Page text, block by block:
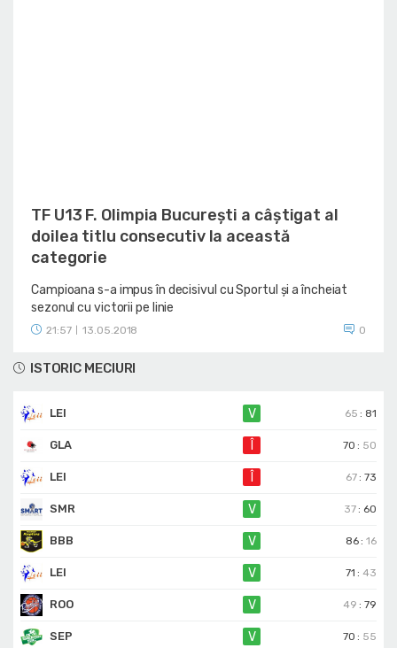
ISTORIC MECIURI
LEI V 65 : 81
GLA 70 : 50
LEI 67 :73
SMR V 37 : 60
BBB V 86 :16
LEI V 71 :43
ROO V 49 :79
SEP V 70 : 55
TF U13 F. Olimpia București a câștigat al
doilea titlu consecutiv la această
categorie
Campioana s-a impus în decisivul cu Sportul și a încheiat
sezonul cu victorii pe linie
21:57 13.05.2018 0